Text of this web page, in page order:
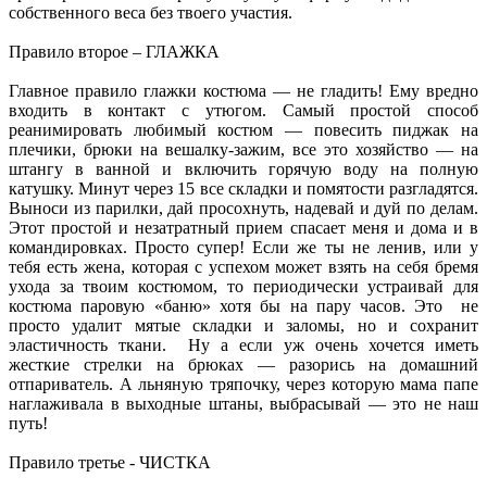
собственного веса без твоего участия.
Правило второе – ГЛАЖКА
Главное правило глажки костюма — не гладить! Ему вредно
входить в контакт с утюгом. Самый простой способ
реанимировать любимый костюм — повесить пиджак на
плечики, брюки на вешалку-зажим, все это хозяйство — на
штангу в ванной и включить горячую воду на полную
катушку. Минут через 15 все складки и помятости разгладятся.
Выноси из парилки, дай просохнуть, надевай и дуй по делам.
Этот простой и незатратный прием спасает меня и дома и в
командировках. Просто супер! Если же ты не ленив, или у
тебя есть жена, которая с успехом может взять на себя бремя
ухода за твоим костюмом, то периодически устраивай для
костюма паровую «баню» хотя бы на пару часов. Это не
просто удалит мятые складки и заломы, но и сохранит
эластичность ткани. Ну а если уж очень хочется иметь
жесткие стрелки на брюках — разорись на домашний
отпариватель. А льняную тряпочку, через которую мама папе
наглаживала в выходные штаны, выбрасывай — это не наш
путь!
Правило третье - ЧИСТКА